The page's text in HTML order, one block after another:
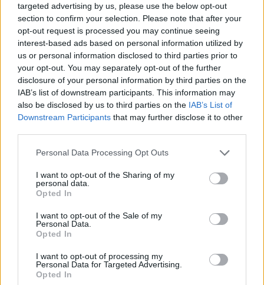
targeted advertising by us, please use the below opt-out
section to confirm your selection. Please note that after your
opt-out request is processed you may continue seeing
interest-based ads based on personal information utilized by
us or personal information disclosed to third parties prior to
your opt-out. You may separately opt-out of the further
disclosure of your personal information by third parties on the
IAB’s list of downstream participants. This information may
also be disclosed by us to third parties on the IAB’s List of
Downstream Participants that may further disclose it to other
Personal Data Processing Opt Outs
I want to opt-out of the Sharing of my
personal data.
Opted In
I want to opt-out of the Sale of my
Personal Data.
Opted In
I want to opt-out of processing my
Personal Data for Targeted Advertising.
Opted In
20:57
ΥΠΑΑΤ – ΑΑΔΕ: Υπεγράφη κοινή απόφαση για
επενδύσεις 263,5 εκατ. ευρώ
20:57
ΑΑΔΕ: Άνοιξε ξανά το σύστημα ΕΑΕ 2025 για διορθώσεις
και συμπληρώσεις στοιχείων από τους παραγωγούς
20:48
«Η Ιταλία δεν δέχεται τελεσίγραφα» απαντά η
20:38
Όμιλος ΔΕΗ: Νέα συμφωνία για χαρτοφυλάκιο έργων ΑΠΕ
άνω των 2 GW σε Πολωνία και Ουγγαρία
20:37
Σε ρυθμούς Σούπερ Καπ στον ΟΦΗ
20:34
Βόρεια Κορέα: Σούπα με κρέας σκύλου συστήνουν τα